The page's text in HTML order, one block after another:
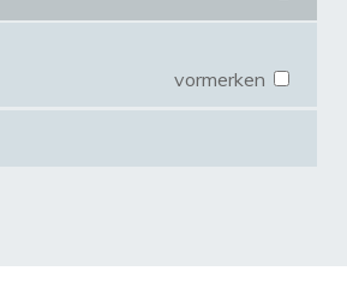
vormerken